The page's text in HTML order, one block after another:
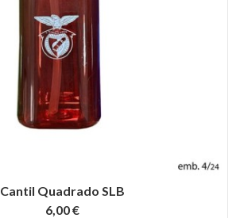
Cantil Quadrado SLB
6,00 €